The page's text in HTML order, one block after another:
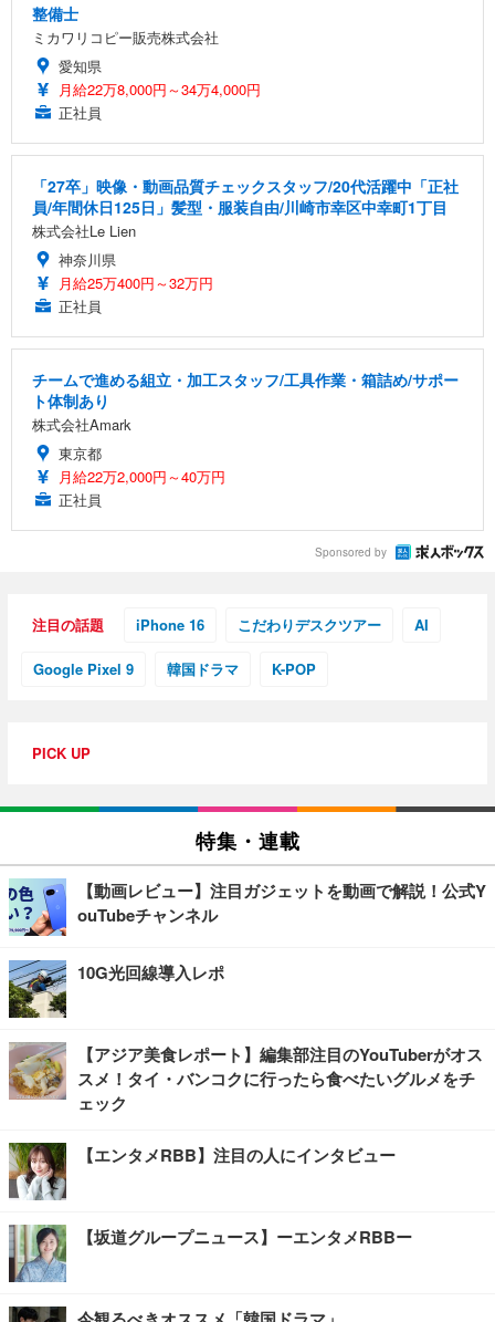
整備士
ミカワリコピー販売株式会社
愛知県
月給22万8,000円～34万4,000円
正社員
「27卒」映像・動画品質チェックスタッフ/20代活躍中「正社
員/年間休日125日」髪型・服装自由/川崎市幸区中幸町1丁目
株式会社Le Lien
神奈川県
月給25万400円～32万円
正社員
チームで進める組立・加工スタッフ/工具作業・箱詰め/サポー
ト体制あり
株式会社Amark
東京都
月給22万2,000円～40万円
正社員
Sponsored by
注目の話題 iPhone 16 こだわりデスクツアー AI
Google Pixel 9 韓国ドラマ K-POP
PICK UP
特集・連載
【動画レビュー】注目ガジェットを動画で解説！公式Y
ouTubeチャンネル
10G光回線導入レポ
【アジア美食レポート】編集部注目のYouTuberがオス
スメ！タイ・バンコクに行ったら食べたいグルメをチ
ェック
【エンタメRBB】注目の人にインタビュー
【坂道グループニュース】ーエンタメRBBー